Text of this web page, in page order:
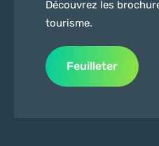
Découvrez les
tourisme.
Feuilleter